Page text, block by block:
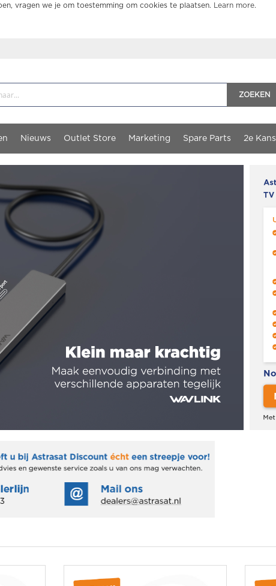
vragen we je om toestemming om cookies te plaatsen. Learn more.
ZOEKEN
Nieuws Outlet Store Marketing Spare Parts 2e Kans